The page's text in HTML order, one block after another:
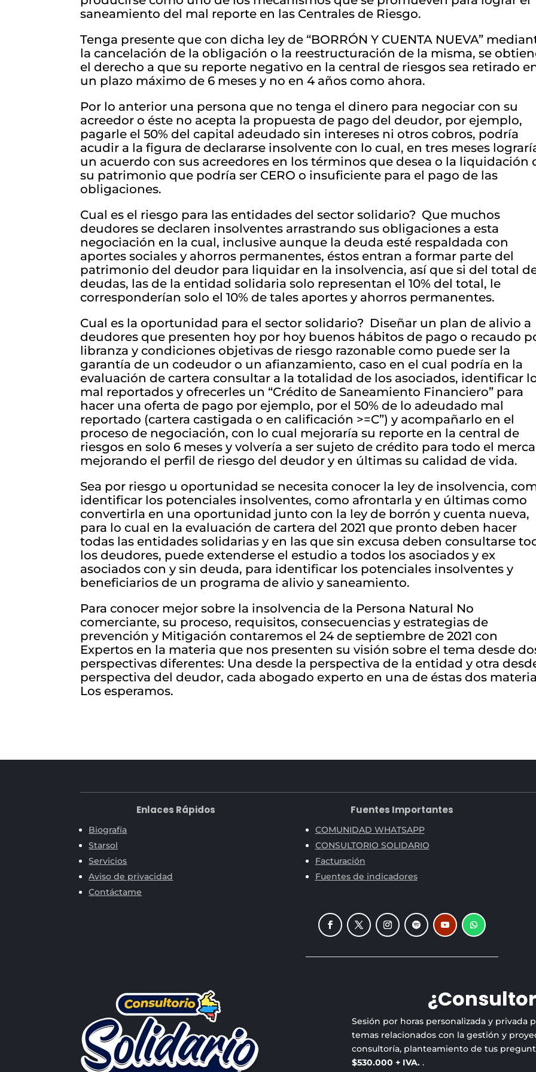
saneamiento del mal reporte en las Centrales de Riesgo.
Tenga presente que con dicha ley de “BORRÓN Y CUENTA NUEVA”
la cancelación de la obligación o la reestructuración de la misma, se
el derecho a que su reporte negativo en la central de riesgos sea retirado
un plazo máximo de 6 meses y no en 4 años como ahora.
Por lo anterior una persona que no tenga el dinero para negociar con su
acreedor o éste no acepta la propuesta de pago del deudor, por ejemplo,
pagarle el 50% del capital adeudado sin intereses ni otros cobros, podría
acudir a la figura de declararse insolvente con lo cual, en tres meses
un acuerdo con sus acreedores en los términos que desea o la liquidación
su patrimonio que podría ser CERO o insuficiente para el pago de las
obligaciones.
Cual es el riesgo para las entidades del sector solidario? Que muchos
deudores se declaren insolventes arrastrando sus obligaciones a esta
negociación en la cual, inclusive aunque la deuda esté respaldada con
aportes sociales y ahorros permanentes, éstos entran a formar parte del
patrimonio del deudor para liquidar en la insolvencia, así que si del total
deudas, las de la entidad solidaria solo representan el 10% del total, le
corresponderían solo el 10% de tales aportes y ahorros permanentes.
Cual es la oportunidad para el sector solidario? Diseñar un plan de alivio a
deudores que presenten hoy por hoy buenos hábitos de pago o recaudo
libranza y condiciones objetivas de riesgo razonable como puede ser la
garantía de un codeudor o un afianzamiento, caso en el cual podría en la
evaluación de cartera consultar a la totalidad de los asociados, identificar
mal reportados y ofrecerles un “Crédito de Saneamiento Financiero” para
hacer una oferta de pago por ejemplo, por el 50% de lo adeudado mal
reportado (cartera castigada o en calificación >=C”) y acompañarlo en el
proceso de negociación, con lo cual mejoraría su reporte en la central de
riesgos en solo 6 meses y volvería a ser sujeto de crédito para todo el
mejorando el perfil de riesgo del deudor y en últimas su calidad de vida.
Sea por riesgo u oportunidad se necesita conocer la ley de insolvencia,
identificar los potenciales insolventes, como afrontarla y en últimas como
convertirla en una oportunidad junto con la ley de borrón y cuenta nueva,
para lo cual en la evaluación de cartera del 2021 que pronto deben hacer
todas las entidades solidarias y en las que sin excusa deben consultarse
los deudores, puede extenderse el estudio a todos los asociados y ex
asociados con y sin deuda, para identificar los potenciales insolventes y
beneficiarios de un programa de alivio y saneamiento.
Para conocer mejor sobre la insolvencia de la Persona Natural No
comerciante, su proceso, requisitos, consecuencias y estrategias de
prevención y Mitigación contaremos el 24 de septiembre de 2021 con
Expertos en la materia que nos presenten su visión sobre el tema desde
perspectivas diferentes: Una desde la perspectiva de la entidad y otra
perspectiva del deudor, cada abogado experto en una de éstas dos
Los esperamos.
Enlaces Rápidos
Biografía
Starsol
Servicios
Aviso de privacidad
Contáctame
Fuentes Importantes
COMUNIDAD WHATSAPP
CONSULTORIO SOLIDARIO
Facturación
Fuentes de indicadores
Sesión por horas personalizada y privada
temas relacionados con la gestión y
consultoría, planteamiento de tus
$530.000 + IVA. .